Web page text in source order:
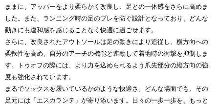
ままに、アッパーをより柔らかく改良し、足との一体感をさらに高めま
した。また、ランニング時の足のブレを防ぐ設計となっており、どんな
動きにも違和感を感じることなく快適に過ごせます。
さらに、改良されたアウトソールは足の動きにより追従し、横方向への
柔軟性を高め、自分のアーチの機能と連動して着地時の衝撃を抑制しま
す。トゥオフの際には、より力を込められるよう爪先部分の縦方向の強
度も強化されています。
まるでソックスを履いているかのような快適さ。どんな場面でも、その
足元には「エスカランテ」が寄り添います。日々の一歩一歩を、もっと